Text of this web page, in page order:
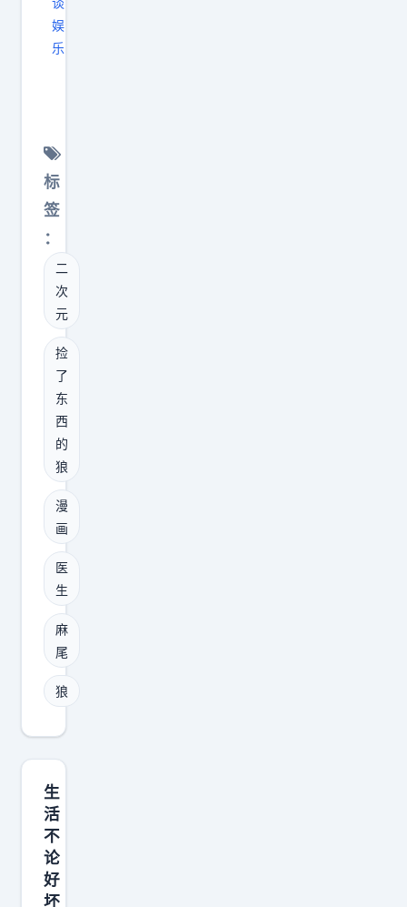
你
换
记
给
我
上
述
操
作
，
你
的
高
会
票
一
定
好
换
。
说
你
要
我
就
再
也
不
给
你
提
供
报
了
，
结
果
下
一
章
就
跑
回
去
，
，
，
还
有
娱
乐
西
的
狼
土
豆
撒
娇
～
土
豆
把
狼
王
的
命
脉
狠
狠
拿
捏
住
了
~
二
次
元
漫
画
捡
标
签
：
二
次
元
捡
了
东
西
的
狼
漫
画
医
生
麻
尾
狼
生
活
不
论
好
坏